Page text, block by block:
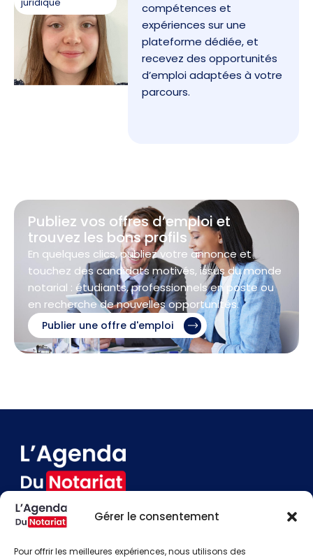
Gérer le consentement
Pour offrir les meilleures expériences, nous utilisons des
compétences et
expériences sur une
plateforme dédiée, et
recevez des opportunités
d’emploi adaptées à votre
parcours.
Publiez vos offres d’emploi et
trouvez les bons profils
En quelques clics, publiez votre annonce et
touchez des candidats motivés, issus du monde
notarial : étudiants, professionnels en poste ou
en recherche de nouvelles opportunités.
Publier une offre d'emploi
Contact